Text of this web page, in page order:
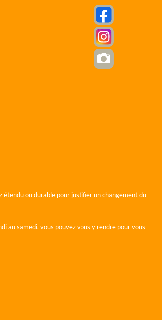
étendu ou durable pour justifier un changement du
au samedi, vous pouvez vous y rendre pour vous